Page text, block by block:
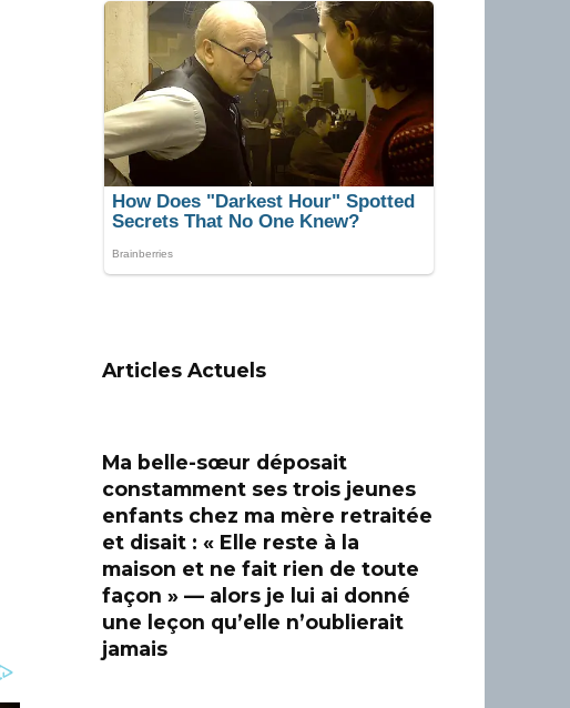
Articles Actuels
Ma belle-sœur déposait
constamment ses trois jeunes
enfants chez ma mère retraitée
et disait : « Elle reste à la
maison et ne fait rien de toute
façon » — alors je lui ai donné
une leçon qu’elle n’oublierait
jamais